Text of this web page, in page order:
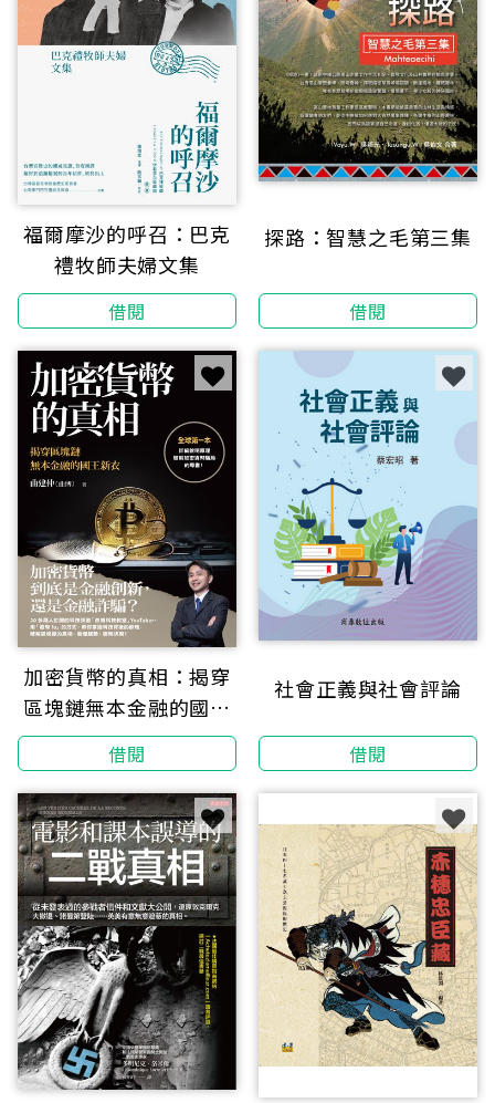
福爾摩沙的呼召：巴克
禮牧師夫婦文集
借閱
探路：智慧之毛第三集
借閱
加密貨幣的真相：揭穿
區塊鏈無本金融的國王
新衣
借閱
社會正義與社會評論
借閱